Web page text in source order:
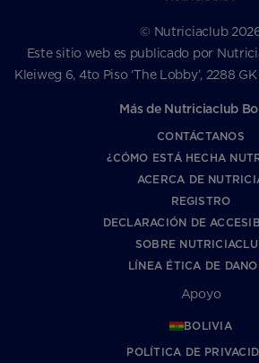
© Nutriciaclub
Este sitio web es publicado por
Kleiweg 6, 4to Piso ‘The Lobby’, 2288
Más de Nutriciaclub
CONTÁCTANOS
¿CÓMO ESTÁ HECHA
ACERCA DE
REGISTRO
DECLARACIÓN DE
SOBRE
LÍNEA ÉTICA DE
Apoyo
BOLIVIA
POLÍTICA DE